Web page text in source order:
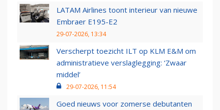
LATAM Airlines toont interieur van nieuwe
Embraer E195-E2
29-07-2026, 13:34
Verscherpt toezicht ILT op KLM E&M om
administratieve verslaglegging: ‘Zwaar
middel’
29-07-2026, 11:54
Goed nieuws voor zomerse debutanten